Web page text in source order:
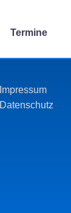
Termine
Impressum
Datenschutz